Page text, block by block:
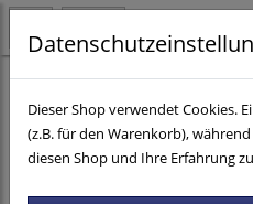
Es wurden leider keine
Dieser Shop verwendet Cookies.
(z.B. für den Warenkorb),
diesen Shop und Ihre Erfahrung